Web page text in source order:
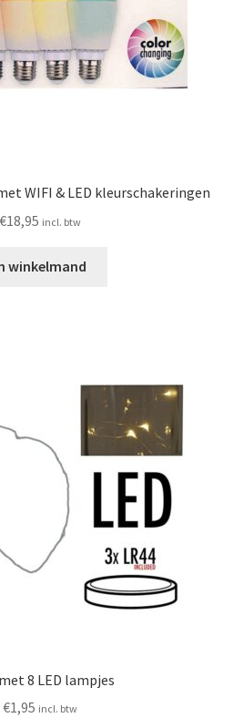
WIFI & LED kleurschakeringen
€18,95 incl. btw
winkelmand
8 LED lampjes
€1,95 incl. btw